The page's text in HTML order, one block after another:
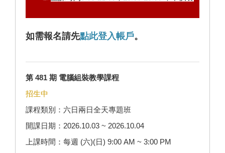
如需報名請先點此登入帳戶。
第 481 期 電腦組裝教學課程
招生中
課程類別：六日兩日全天專題班
開課日期：2026.10.03 ~ 2026.10.04
上課時間：每週 (六)(日) 9:00 AM ~ 3:00 PM